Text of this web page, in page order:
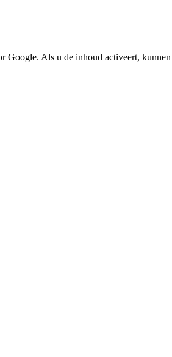
Als u de inhoud activeert,